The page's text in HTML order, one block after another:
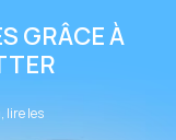
GRÂCE À
lire les